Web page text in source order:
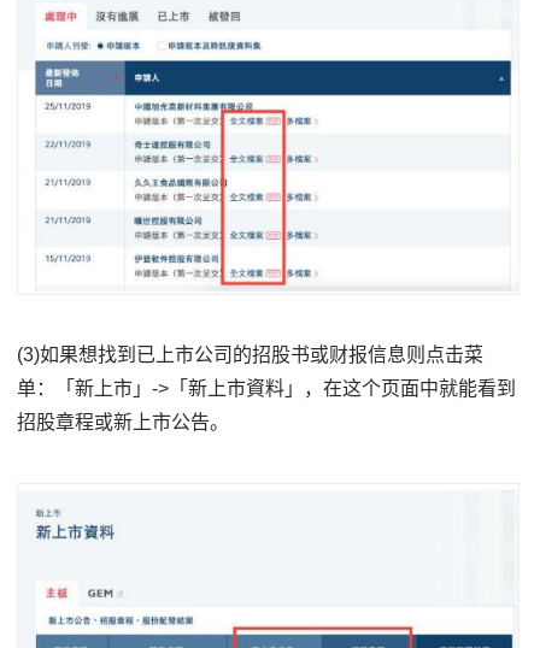
(3)如果想找到已上市公司的招股书或财报信息则点击菜
单：「新上市」->「新上市資料」，在这个页面中就能看到
招股章程或新上市公告。